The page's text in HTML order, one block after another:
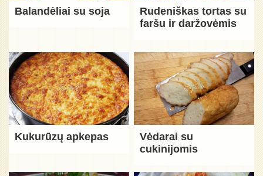
Balandėliai su soja
Rudeniškas tortas su
faršu ir daržovėmis
Kukurūzų apkepas
Vėdarai su
cukinijomis